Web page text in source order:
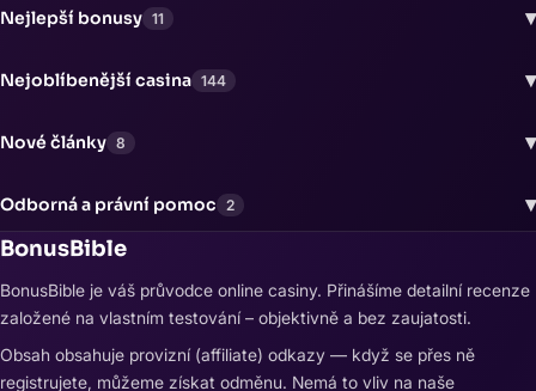
Nejlepší bonusy 11 ▾
Nejoblíbenější casina 144 ▾
Nové články 8 ▾
Odborná a právní pomoc 2
▾
BonusBible
BonusBible je váš průvodce online casiny. Přinášíme detailní recenze
založené na vlastním testování – objektivně a bez zaujatosti.
Obsah obsahuje provizní (affiliate) odkazy — když se přes ně
registrujete, můžeme získat odměnu. Nemá to vliv na naše